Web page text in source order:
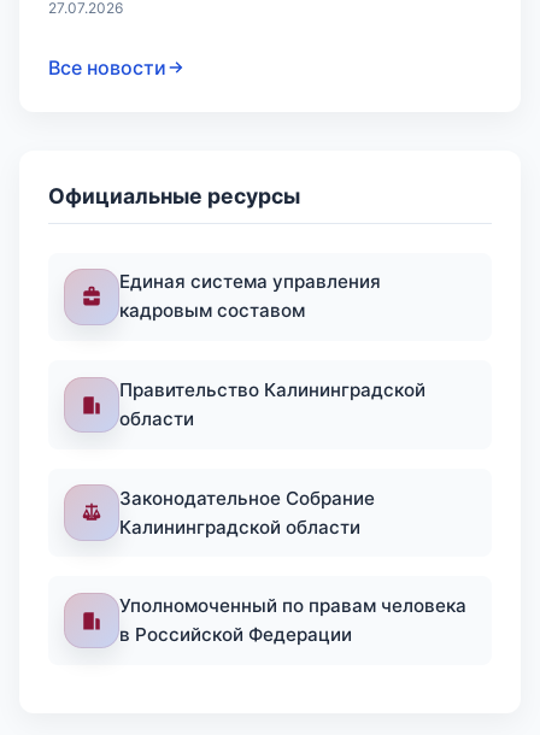
27.07.2026
Все новости
Официальные ресурсы
Единая система управления
кадровым составом
Правительство Калининградской
области
Законодательное Собрание
Калининградской области
Уполномоченный по правам человека
в Российской Федерации